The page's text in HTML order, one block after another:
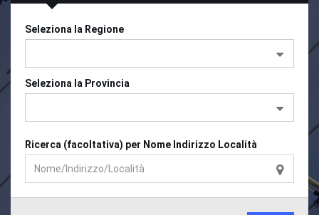
Seleziona la Regione
Seleziona la Provincia
Ricerca (facoltativa) per Nome Indirizzo Località